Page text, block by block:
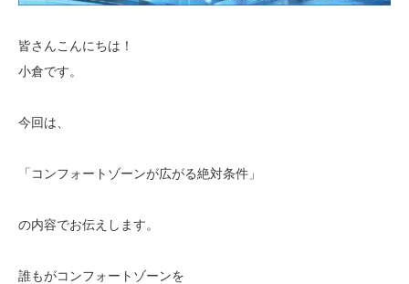
皆さんこんにちは！
小倉です。
今回は、
「コンフォートゾーンが広がる絶対条件」
の内容でお伝えします。
誰もがコンフォートゾーンを